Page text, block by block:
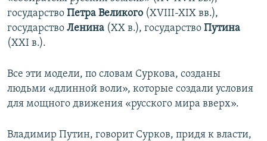
государство Петра Великого (XVIII-XIX вв.),
государство Ленина (XX в.), государство Путина
(XXI в.).
Все эти модели, по словам Суркова, созданы
людьми «длинной воли», которые создали условия
для мощного движения «русского мира вверх».
Владимир Путин, говорит Сурков, придя к власти,